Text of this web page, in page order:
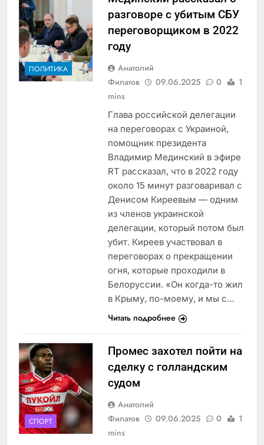
ПОЛИТИКА
разговоре с убитым СБУ
переговорщиком в 2022
году
Анатолий
Филатов
09.06.2025 0
1
mins
Глава российской делегации
на переговорах с Украиной,
помощник президента
Владимир Мединский в эфире
RT рассказал, что в 2022 году
около 15 минут разговаривал с
Денисом Киреевым — одним
из членов украинской
делегации, который потом был
убит. Киреев участвовал в
переговорах о прекращении
огня, которые проходили в
Белоруссии. «Он когда-то жил
в Крыму, по-моему, и мы с…
Читать подробнее
СПОРТ
Промес захотел пойти на
сделку с голландским
судом
Анатолий
Филатов
09.06.2025 0
1
mins